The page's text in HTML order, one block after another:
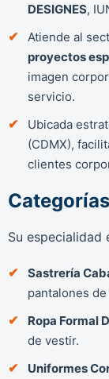
DESIGNES,
Atiende al
proyectos
imagen
servicio.
Ubicada
(CDMX),
clientes
Su especialidad
Sastrería
pantalones
Ropa Formal
de vestir.
Uniformes